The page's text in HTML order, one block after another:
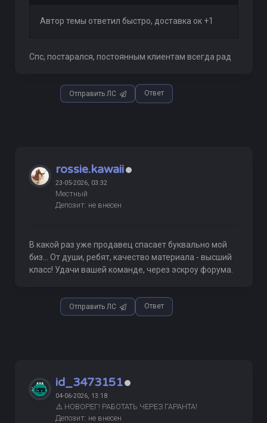
Автор темы ответил быстро, доставка ок +1
Спс, постарался, постоянным клиентам всегда рад
Отправить ЛС Ответ
rossie.kawaii
23-05-2026, 03:32
Местный
Депозит: не внесен
В какой раз уже продавец спасает буквально мой
биз... От души, ребят, качество материала - высший
класс! Удачи вашей команде, через эскроу форума.
Отправить ЛС Ответ
id_3473151
04-06-2026, 13:18
⚠️ НОВОРЕГ! РАБОТАТЬ ЧЕРЕЗ ГАРАНТА!
Депозит: не внесен